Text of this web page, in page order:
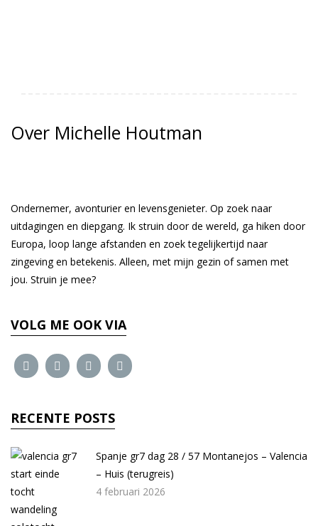
Over Michelle Houtman
Ondernemer, avonturier en levensgenieter. Op zoek naar
uitdagingen en diepgang. Ik struin door de wereld, ga hiken door
Europa, loop lange afstanden en zoek tegelijkertijd naar
zingeving en betekenis. Alleen, met mijn gezin of samen met
jou. Struin je mee?
VOLG ME OOK VIA
RECENTE POSTS
Spanje gr7 dag 28 / 57 Montanejos – Valencia
– Huis (terugreis)
4 februari 2026